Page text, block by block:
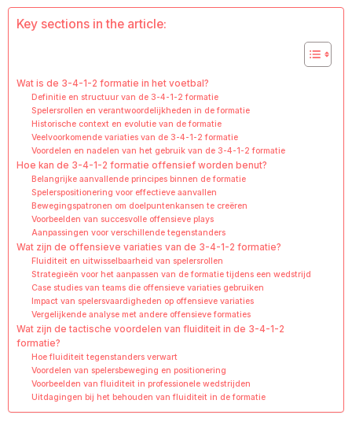
Key sections in the article:
Wat is de 3-4-1-2 formatie in het voetbal?
Definitie en structuur van de 3-4-1-2 formatie
Spelersrollen en verantwoordelijkheden in de formatie
Historische context en evolutie van de formatie
Veelvoorkomende variaties van de 3-4-1-2 formatie
Voordelen en nadelen van het gebruik van de 3-4-1-2 formatie
Hoe kan de 3-4-1-2 formatie offensief worden benut?
Belangrijke aanvallende principes binnen de formatie
Spelerspositionering voor effectieve aanvallen
Bewegingspatronen om doelpuntenkansen te creëren
Voorbeelden van succesvolle offensieve plays
Aanpassingen voor verschillende tegenstanders
Wat zijn de offensieve variaties van de 3-4-1-2 formatie?
Fluiditeit en uitwisselbaarheid van spelersrollen
Strategieën voor het aanpassen van de formatie tijdens een wedstrijd
Case studies van teams die offensieve variaties gebruiken
Impact van spelersvaardigheden op offensieve variaties
Vergelijkende analyse met andere offensieve formaties
Wat zijn de tactische voordelen van fluiditeit in de 3-4-1-2
formatie?
Hoe fluiditeit tegenstanders verwart
Voordelen van spelersbeweging en positionering
Voorbeelden van fluiditeit in professionele wedstrijden
Uitdagingen bij het behouden van fluiditeit in de formatie